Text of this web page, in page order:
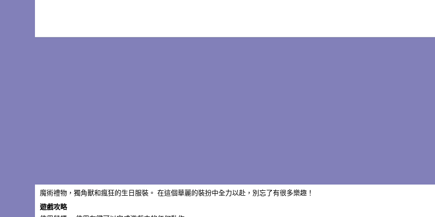
魔術禮物，獨角獸和瘋狂的生日服裝。 在這個華麗的裝扮中全力以赴，別忘了有很多樂趣！
遊戲攻略